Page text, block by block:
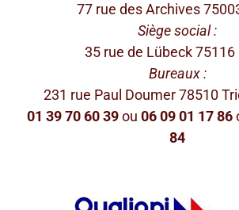
77 rue des Archives
Siège social :
35 rue de Lübeck 75116
Bureaux :
231 rue Paul Doumer 78510
01 39 70 60 39ou 06 09 01 17 86
84